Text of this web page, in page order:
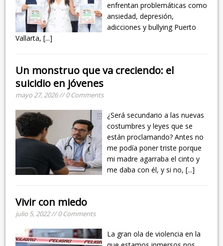
enfrentan problemáticas como
ansiedad, depresión,
adicciones y bullying Puerto
Vallarta,[...]
Un monstruo que va creciendo: el
suicidio en jóvenes
mayo 27, 2026 // 0 Comments
¿Será secundario a las nuevas
costumbres y leyes que se
están proclamando? Antes no
me podía poner triste porque
mi madre agarraba el cinto y
me daba con él, y si no,[...]
Vivir con miedo
julio 5, 2022 // 0 Comments
La gran ola de violencia en la